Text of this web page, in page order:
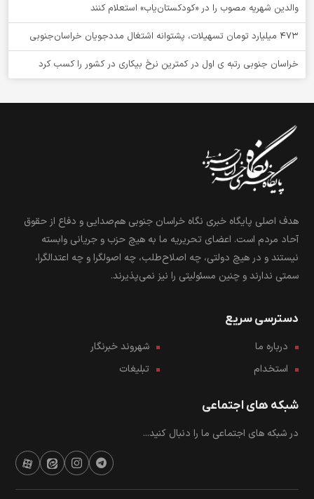
والدین شهریه مصوب را در «کودکستان‌یاب» استعلام کنند
۴۷۳ میلیارد تومان تسهیلات، پشتوانه اشتغال مددجویان خراسان‌جنوبی
خراسان جنوبی رتبه ی اول در کمترین نرخ بیکاری در کشور را کسب کرد
هدف اصلی پایگاه خبری نگاه خراسان جنوبی هم‌صدایی و دفاع از حقوق
آحاد مردم است. اعضای تحریریه ما به هیچ حزب و جریانی وابسته
نیستند و در هیچ دولتی، چه اصلاح‌طلب، چه اصولگرا و چه اعتدالگرا،
سمتی ندارند و چنین مسئولیتی را نیز نمی‌پذیرند.
دسترسی سریع
درباره ما
شهروند خبرنگار
استخدام
تبلیغات
شبکه های اجتماعی
در شبکه های اجتماعی ما را دنبال کنید...